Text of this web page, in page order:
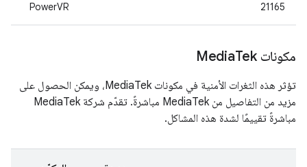
21165
PowerVR
مكونات MediaTek
تؤثر هذه الثغرات الأمنية في مكونات MediaTek، ويمكن الحصول على
مزيد من التفاصيل من MediaTek مباشرةً. تقدّم شركة MediaTek
مباشرةً تقييمًا لشدة هذه المشاكل.